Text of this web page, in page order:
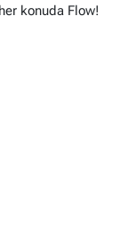
konuda Flow!